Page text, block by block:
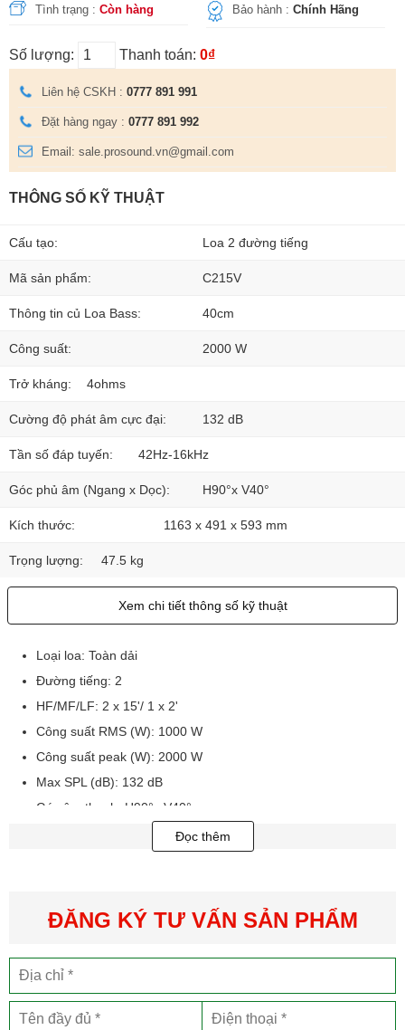
Tình trạng : Còn hàng Bảo hành :Chính Hãng
Số lượng: Thanh toán: 0₫
Liên hệ CSKH : 0777 891 991
Đặt hàng ngay : 0777 891 992
Email: sale.prosound.vn@gmail.com
THÔNG SỐ KỸ THUẬT
Cấu tạo: Loa 2 đường tiếng
Mã sản phẩm: C215V
Thông tin củ Loa Bass: 40cm
Công suất: 2000 W
Trở kháng: 4ohms
Cường độ phát âm cực đại: 132 dB
Tần số đáp tuyến: 42Hz-16kHz
Góc phủ âm (Ngang x Dọc): H90°x V40°
Kích thước: 1163 x 491 x 593 mm
Trọng lượng: 47.5 kg
Xem chi tiết thông số kỹ thuật
Loại loa: Toàn dải
Đường tiếng: 2
HF/MF/LF: 2 x 15'/ 1 x 2'
Công suất RMS (W): 1000 W
Công suất peak (W): 2000 W
Max SPL (dB): 132 dB
Góc âm thanh: H90°x V40°
Dãy tần hoạt động: 42Hz-16kHz
Trọng lượng: 47.5 kg
Đọc thêm
ĐĂNG KÝ TƯ VẤN SẢN PHẨM